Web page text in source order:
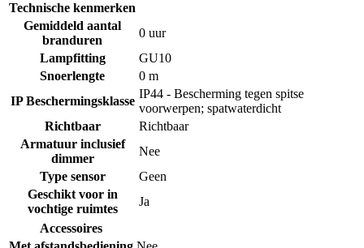
Technische kenmerken
Gemiddeld aantal
branduren
0 uur
Lampfitting
GU10
Snoerlengte
0 m
IP Beschermingsklasse
IP44 - Bescherming tegen spitse
voorwerpen; spatwaterdicht
Richtbaar
Richtbaar
Armatuur inclusief
dimmer
Nee
Type sensor
Geen
Geschikt voor in
vochtige ruimtes
Ja
Accessoires